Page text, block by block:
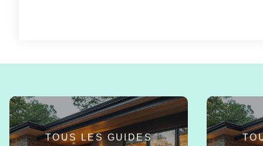
TOUS LES GUIDES